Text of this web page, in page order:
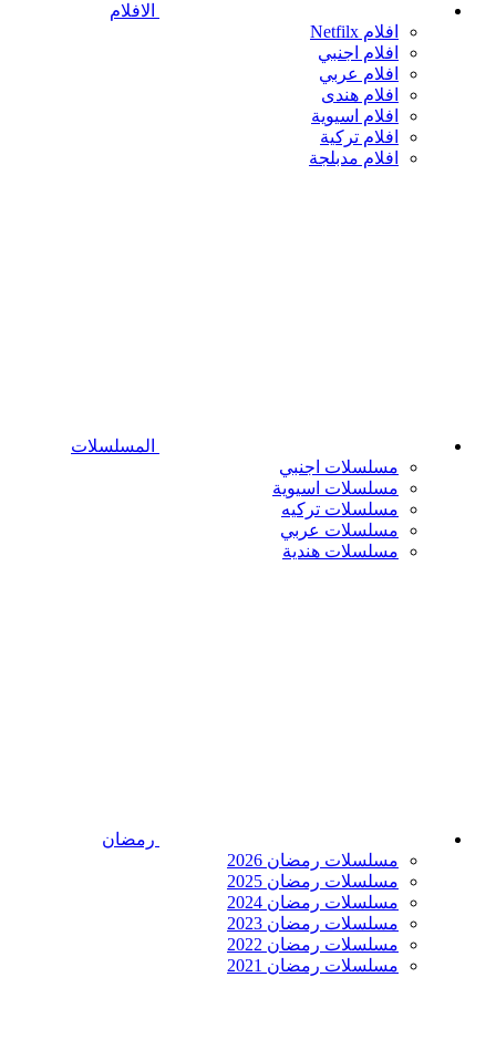
الافلام
افلام Netfilx
افلام اجنبي
افلام عربي
افلام هندى
افلام اسيوية
افلام تركية
افلام مدبلجة
المسلسلات
مسلسلات اجنبي
مسلسلات اسيوية
مسلسلات تركيه
مسلسلات عربي
مسلسلات هندية
رمضان
مسلسلات رمضان 2026
مسلسلات رمضان 2025
مسلسلات رمضان 2024
مسلسلات رمضان 2023
مسلسلات رمضان 2022
مسلسلات رمضان 2021